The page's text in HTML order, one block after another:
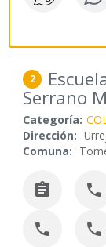
2
Serrano
Categoría:
Dirección:
Comuna:
 
 